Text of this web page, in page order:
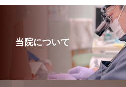
当院について